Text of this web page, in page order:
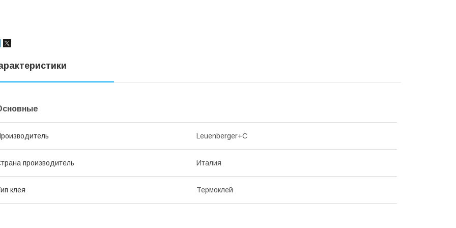
Leuenberger+C
производитель Италия
клея Термоклей